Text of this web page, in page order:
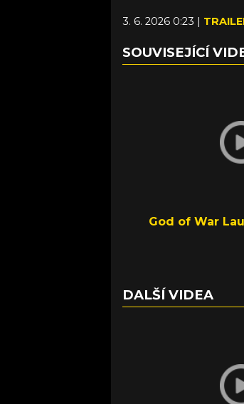
3. 6. 2026 0:23 |
SOUVISEJÍCÍ
God of War
DALŠÍ VIDEA